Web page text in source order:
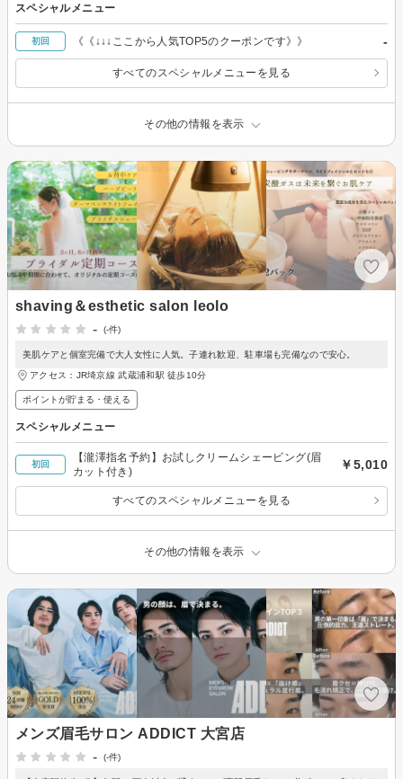
スペシャルメニュー
初回 《《↓↓↓ここから人気TOP5のクーポンです》》 -
すべてのスペシャルメニューを見る
その他の情報を表示
shaving＆esthetic salon leolo
-
(-件)
美肌ケアと個室完備で大人女性に人気。子連れ歓迎、駐車場も完備なので安心。
アクセス：JR埼京線 武蔵浦和駅 徒歩10分
ポイントが貯まる・使える
スペシャルメニュー
初回
【瀧澤指名予約】お試しクリームシェービング(眉
カット付き)
￥5,010
すべてのスペシャルメニューを見る
その他の情報を表示
メンズ眉毛サロン ADDICT 大宮店
-
(-件)